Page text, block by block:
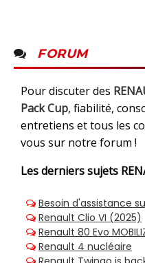
FORUM
Pour discuter des
Pack Cup, fiabilité,
entretiens et tous les
vous sur notre forum !
Les derniers sujets